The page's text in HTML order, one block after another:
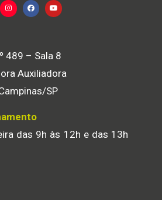
489 – Sala 8
Auxiliadora
SP
das 9h às 12h e das 13h